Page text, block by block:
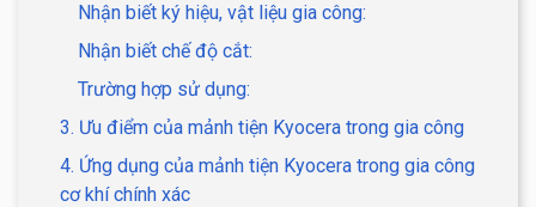
Nhận biết ký hiệu, vật liệu gia công:
Nhận biết chế độ cắt:
Trường hợp sử dụng:
3. Ưu điểm của mảnh tiện Kyocera trong gia công
4. Ứng dụng của mảnh tiện Kyocera trong gia công
cơ khí chính xác